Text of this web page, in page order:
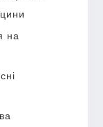
на